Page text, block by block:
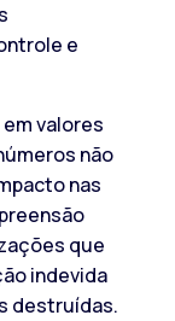
e
valores
não
nas
que
indevida
destruídas.